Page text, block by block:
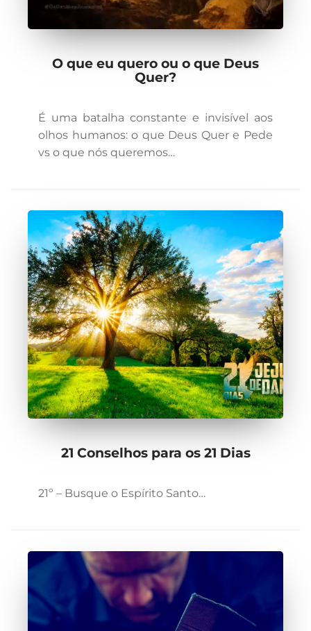
O que eu quero ou o que Deus
Quer?
É uma batalha constante e invisível aos
olhos humanos: o que Deus Quer e Pede
vs o que nós queremos…
21 Conselhos para os 21 Dias
21º – Busque o Espírito Santo…